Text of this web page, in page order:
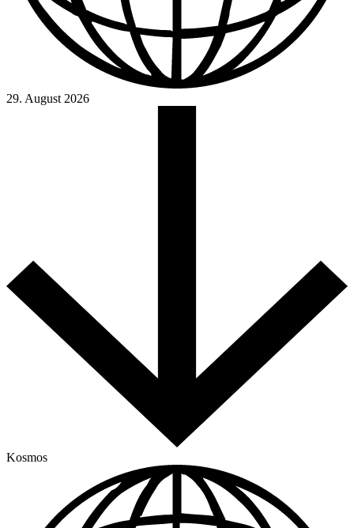
29. August 2026
Kosmos